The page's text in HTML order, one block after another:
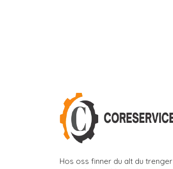
Hos oss finner du alt du trenger